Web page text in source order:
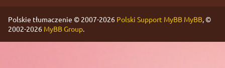
Polskie tłumaczenie © 2007-2026 Polski Support MyBB MyBB, ©
2002-2026 MyBB Group.